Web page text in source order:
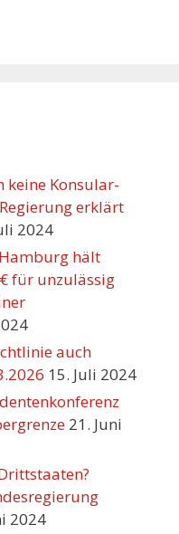
keine Konsular-
erklärt
2024
hält
für unzulässig
auch
15. Juli 2024
21. Juni
2024